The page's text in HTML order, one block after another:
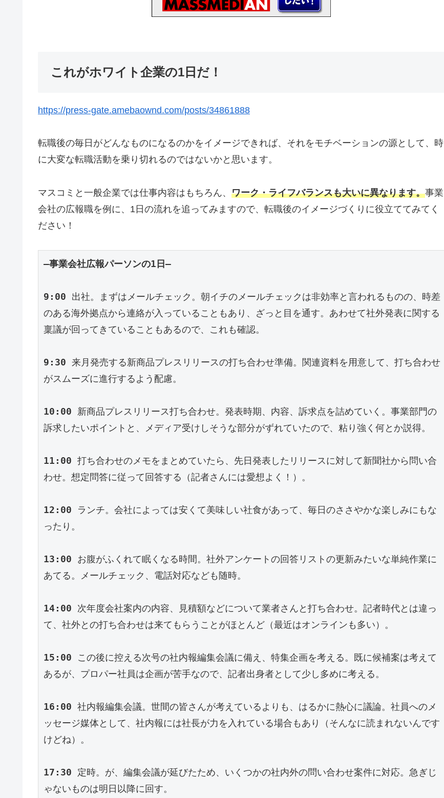
これがホワイト企業の1日だ！
https://press-gate.amebaownd.com/posts/34861888
転職後の毎日がどんなものになるのかをイメージできれば、それをモチベーションの源として、時
に大変な転職活動を乗り切れるのではないかと思います。
マスコミと一般企業では仕事内容はもちろん、 ワーク・ライフバランスも大いに異なります。事業
会社の広報職を例に、1日の流れを追ってみますので、転職後のイメージづくりに役立ててみてく
ださい！
—事業会社広報パーソンの1日—
9:00 出社。まずはメールチェック。朝イチのメールチェックは非効率と言われるものの、時差
のある海外拠点から連絡が入っていることもあり、ざっと目を通す。あわせて社外発表に関する
稟議が回ってきていることもあるので、これも確認。
9:30 来月発売する新商品プレスリリースの打ち合わせ準備。関連資料を用意して、打ち合わせ
がスムーズに進行するよう配慮。
10:00 新商品プレスリリース打ち合わせ。発表時期、内容、訴求点を詰めていく。事業部門の
訴求したいポイントと、メディア受けしそうな部分がずれていたので、粘り強く何とか説得。
11:00 打ち合わせのメモをまとめていたら、先日発表したリリースに対して新聞社から問い合
わせ。想定問答に従って回答する（記者さんには愛想よく！）。
12:00 ランチ。会社によっては安くて美味しい社食があって、毎日のささやかな楽しみにもな
ったり。
13:00 お腹がふくれて眠くなる時間。社外アンケートの回答リストの更新みたいな単純作業に
あてる。メールチェック、電話対応なども随時。
14:00 次年度会社案内の内容、見積額などについて業者さんと打ち合わせ。記者時代とは違っ
て、社外との打ち合わせは来てもらうことがほとんど（最近はオンラインも多い）。
15:00 この後に控える次号の社内報編集会議に備え、特集企画を考える。既に候補案は考えて
あるが、プロパー社員は企画が苦手なので、記者出身者として少し多めに考える。
16:00 社内報編集会議。世間の皆さんが考えているよりも、はるかに熱心に議論。社員へのメ
ッセージ媒体として、社内報には社長が力を入れている場合もあり（そんなに読まれないんです
けどね）。
17:30 定時。が、編集会議が延びたため、いくつかの社内外の問い合わせ案件に対応。急ぎじ
ゃないものは明日以降に回す。